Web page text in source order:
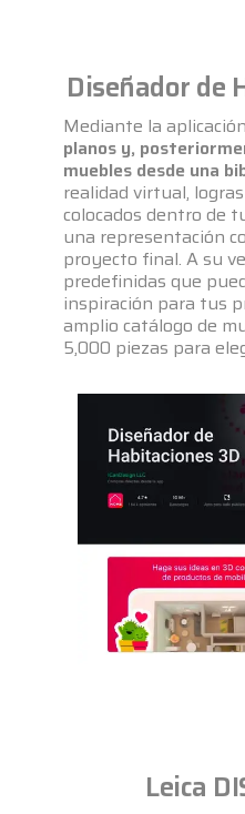
Diseñador de
Mediante la aplicación
planos y,
muebles desde una
realidad virtual,
colocados dentro de
una representación
proyecto final. A su
predefinidas que
inspiración para tus
amplio catálogo de
5,000 piezas para
Leica